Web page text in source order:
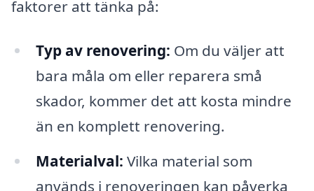
faktorer att tänka på:
Typ av renovering: Om du väljer att
bara måla om eller reparera små
skador, kommer det att kosta mindre
än en komplett renovering.
Materialval: Vilka material som
används i renoveringen kan påverka